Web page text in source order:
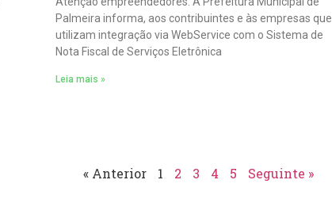
Palmeira informa, aos contribuintes e às empresas que
utilizam integração via WebService com o Sistema de
Nota Fiscal de Serviços Eletrônica
Leia mais »
« Anterior 1 2 3 4 5 Seguinte »